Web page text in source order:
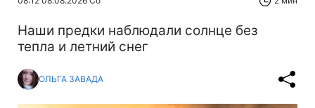
Наши предки наблюдали солнце без
тепла и летний снег
ОЛЬГА ЗАВАДА